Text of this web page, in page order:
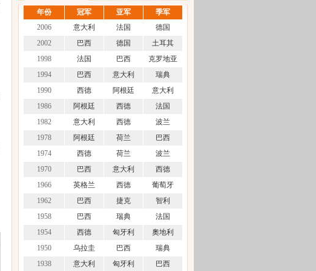
年份
冠军 亚军
季军
2006
意大利 法国
德国
2002
巴西 德国
土耳其
1998
法国 巴西
克罗地亚
1994
巴西 意大利
瑞典
1990
西德 阿根廷
意大利
1986
阿根廷 西德
法国
1982
意大利 西德
波兰
1978
阿根廷 荷兰
巴西
1974
西德 荷兰
波兰
1970
巴西 意大利
西德
1966
英格兰 西德
葡萄牙
1962
巴西 捷克
智利
1958
巴西 瑞典
法国
1954
西德 匈牙利
奧地利
1950
乌拉圭 巴西
瑞典
1938
意大利 匈牙利 巴西